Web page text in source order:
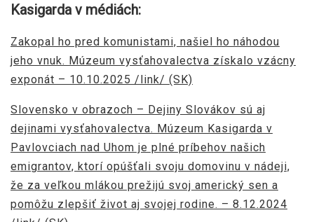
Channel
Kasigarda v médiách:
Zakopal ho pred komunistami, našiel ho náhodou
jeho vnuk. Múzeum vysťahovalectva získalo vzácny
exponát – 10.10.2025 /link/ (SK)
Slovensko v obrazoch – Dejiny Slovákov sú aj
dejinami vysťahovalectva. Múzeum Kasigarda v
Pavlovciach nad Uhom je plné príbehov našich
emigrantov, ktorí opúšťali svoju domovinu v nádeji,
že za veľkou mlákou prežijú svoj americký sen a
pomôžu zlepšiť život aj svojej rodine. – 8.12.2024